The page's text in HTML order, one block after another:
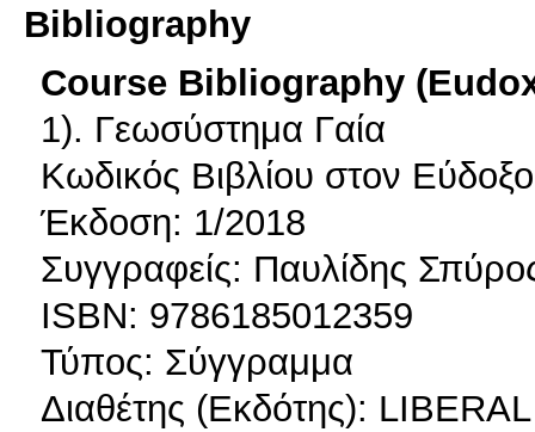
Bibliography
Course Bibliography
1). Γεωσύστημα Γαία
Κωδικός Βιβλίου στον
Έκδοση: 1/2018
Συγγραφείς: Παυλίδης
ISBN: 9786185012359
Τύπος: Σύγγραμμα
Διαθέτης (Εκδότης):